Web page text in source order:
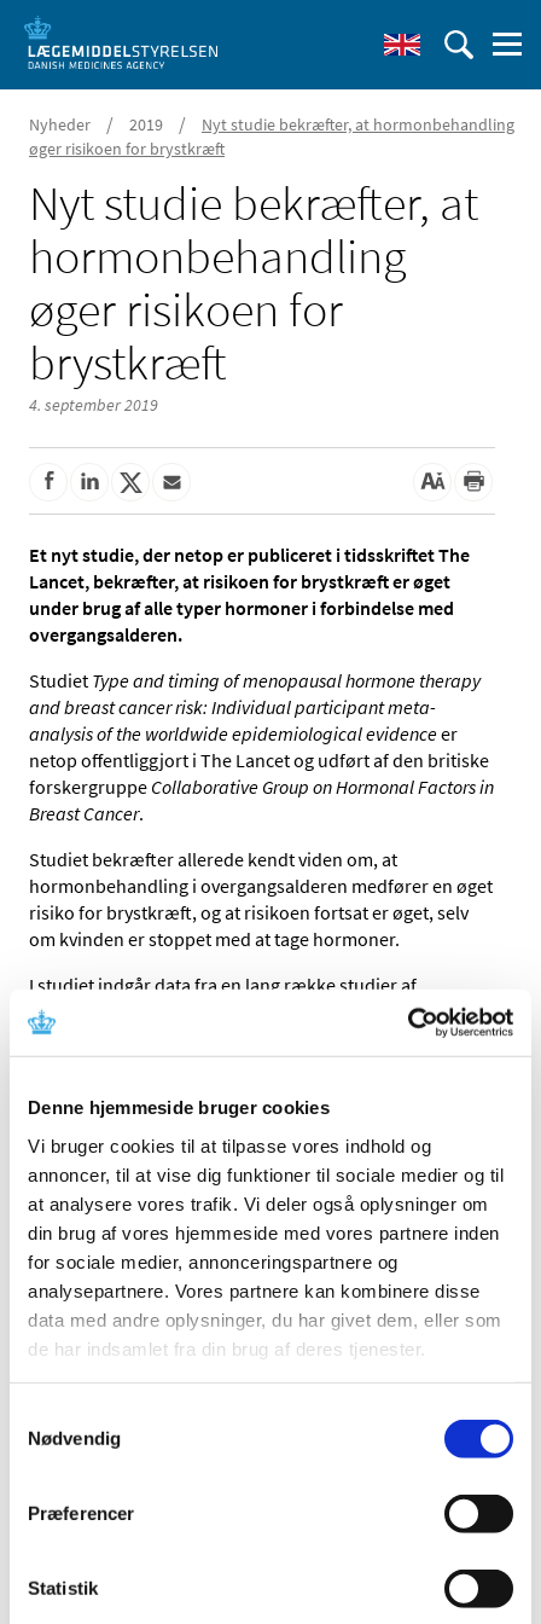
Denne hjemmeside bruger cookies
Vi bruger cookies til at tilpasse vores indhold og
annoncer, til at vise dig funktioner til sociale medier og til
at analysere vores trafik. Vi deler også oplysninger om
din brug af vores hjemmeside med vores partnere inden
for sociale medier, annonceringspartnere og
analysepartnere. Vores partnere kan kombinere disse
data med andre oplysninger, du har givet dem, eller som
de har indsamlet fra din brug af deres tjenester.
Nødvendig
Præferencer
Statistik
Nyheder / 2019 /
Nyt studie bekræfter, at hormonbehandling
øger risikoen for brystkræft
Nyt studie bekræfter, at
hormonbehandling
øger risikoen for
brystkræft
4. september 2019
Et nyt studie, der netop er publiceret i tidsskriftet The
Lancet, bekræfter, at risikoen for brystkræft er øget
under brug af alle typer hormoner i forbindelse med
overgangsalderen.
Studiet Type and timing of menopausal hormone therapy
and breast cancer risk: Individual participant meta-
analysis of the worldwide epidemiological evidenceer
netop offentliggjort i The Lancet og udført af den britiske
forskergruppe Collaborative Group on Hormonal Factors in
Breast Cancer.
Studiet bekræfter allerede kendt viden om, at
hormonbehandling i overgangsalderen medfører en øget
risiko for brystkræft, og at risikoen fortsat er øget, selv
om kvinden er stoppet med at tage hormoner.
I studiet indgår data fra en lang række studier af
hormonbehandling i overgangsalderen, hvor de
undersøgte kvinder er blevet fulgt over en længere
periode. Studierne har samlet set inddraget data fra
havde taget hormoner i forbindelse med
overgangsalderen. Gennemsnitsalderen ved
kræftdiagnosen var 65 år.
Alle hormonpræparaterne med undtagelse af vaginale
østrogenpræparater er ifølge studiet associeret med den
øgede forekomst af brystkræft. Ifølge studierne steg
forekomsten af brystkræft i takt med, hvor længe
kvinderne havde taget hormoner. Studiet viser endvidere,
at risikoen var større, hvis kvinderne havde taget
præparater, der indeholdt østrogen i kombination med
præparater, der kun indeholdt østrogen.
hormonbehandlingen, var der i 10 år efter fortsat øget
risiko for brystkræft. Hvor stor risikoen var afhang især
der har taget hormoner i mindre end 1 år, havde kun en